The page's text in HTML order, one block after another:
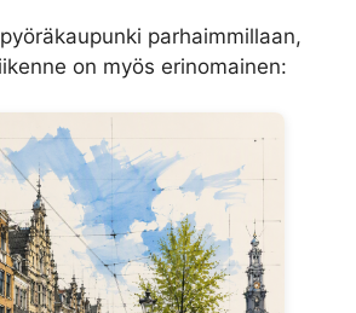
parhaimmillaan,
on myös erinomainen: